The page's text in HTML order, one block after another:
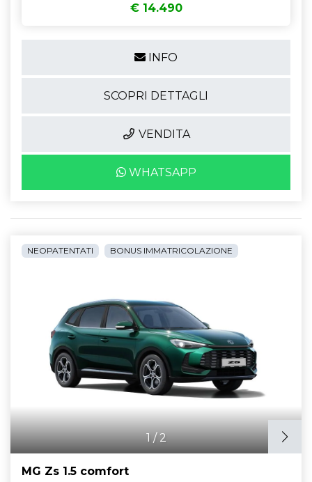
€ 14.490
INFO
SCOPRI DETTAGLI
VENDITA
WHATSAPP
1/2
NEOPATENTATI BONUS IMMATRICOLAZIONE
MG Zs 1.5 comfort